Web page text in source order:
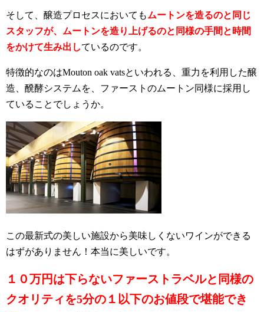
そして、醸造プロセスにおいてもムートンを造るのと同じ
スタッフが、ムートンを造り上げるのと同様の手間と時間
をかけて生み出しているのです。
特徴的なのはMouton oak vatsといわれる、重力を利用した醸
造、醗酵システムを、ファーストのムートン同様に採用し
ていることでしょうか。
この最新式の美しい施設から美味しくないワインができる
はずがありません！本当に美しいです。
１０万円は下らないファーストラベルと同様の
クオリティを5分の１以下のお値段で堪能でき